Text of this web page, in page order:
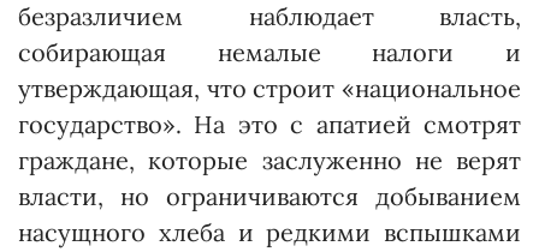
безразличием наблюдает власть,
собирающая немалые налоги и
утверждающая, что строит «национальное
государство». На это с апатией смотрят
граждане, которые заслуженно не верят
власти, но ог­раничиваются добыванием
на­­сущ­ного хлеба и редкими вспышками